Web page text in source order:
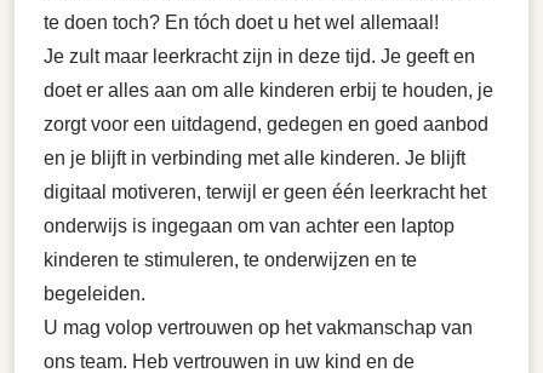
te doen toch? En tóch doet u het wel allemaal!
Je zult maar leerkracht zijn in deze tijd. Je geeft en
doet er alles aan om alle kinderen erbij te houden, je
zorgt voor een uitdagend, gedegen en goed aanbod
en je blijft in verbinding met alle kinderen. Je blijft
digitaal motiveren, terwijl er geen één leerkracht het
onderwijs is ingegaan om van achter een laptop
kinderen te stimuleren, te onderwijzen en te
begeleiden.
U mag volop vertrouwen op het vakmanschap van
ons team. Heb vertrouwen in uw kind en de